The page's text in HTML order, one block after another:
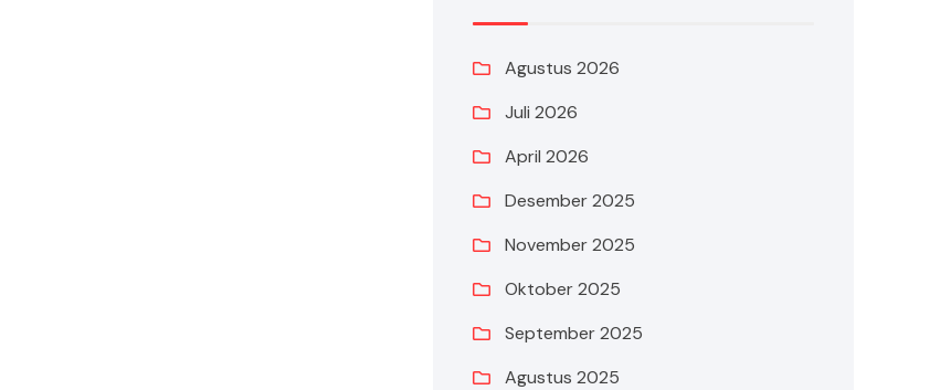
Agustus 2026
Juli 2026
April 2026
Desember 2025
November 2025
Oktober 2025
September 2025
Agustus 2025